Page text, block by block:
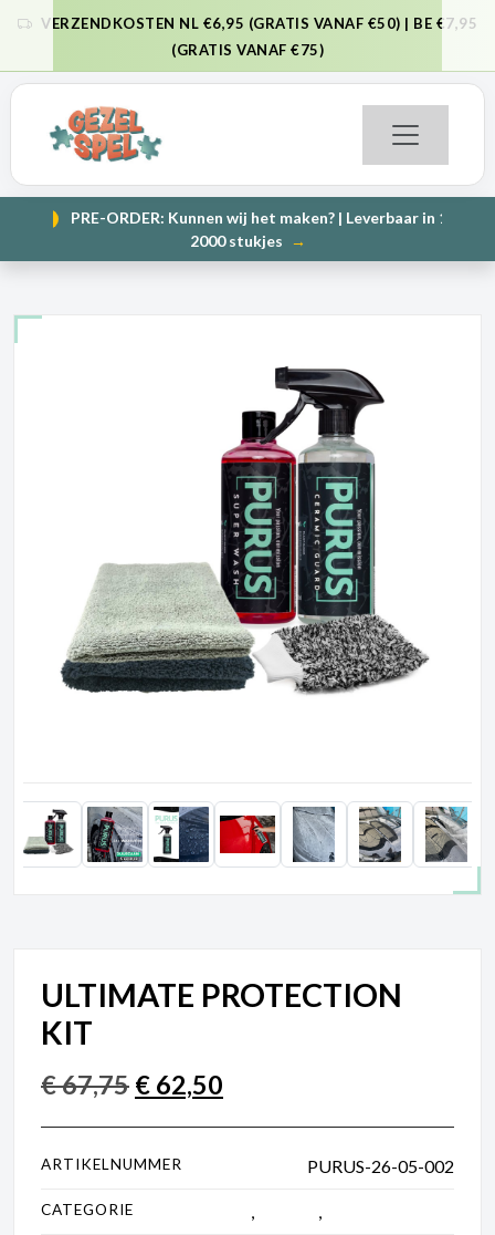
VERZENDKOSTEN NL €6,95 (GRATIS VANAF €50) | BE €7,95
(GRATIS VANAF €75)
PRE-ORDER: Kunnen wij het maken? | Leverbaar in 1000 en
2000 stukjes →
ULTIMATE PROTECTION
KIT
€67,75 € 62,50
ARTIKELNUMMER PURUS-26-05-002
CATEGORIE , ,